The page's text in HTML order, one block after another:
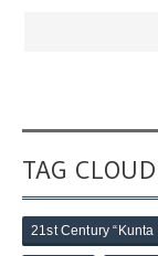
TAG CLOUD
21st Century “Kunta